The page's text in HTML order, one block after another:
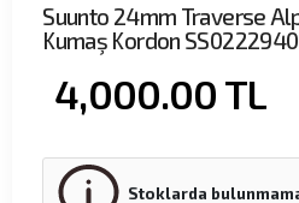
Suunto 24mm Traverse
Kumaş Kordon
4,000.00 TL
Stoklarda